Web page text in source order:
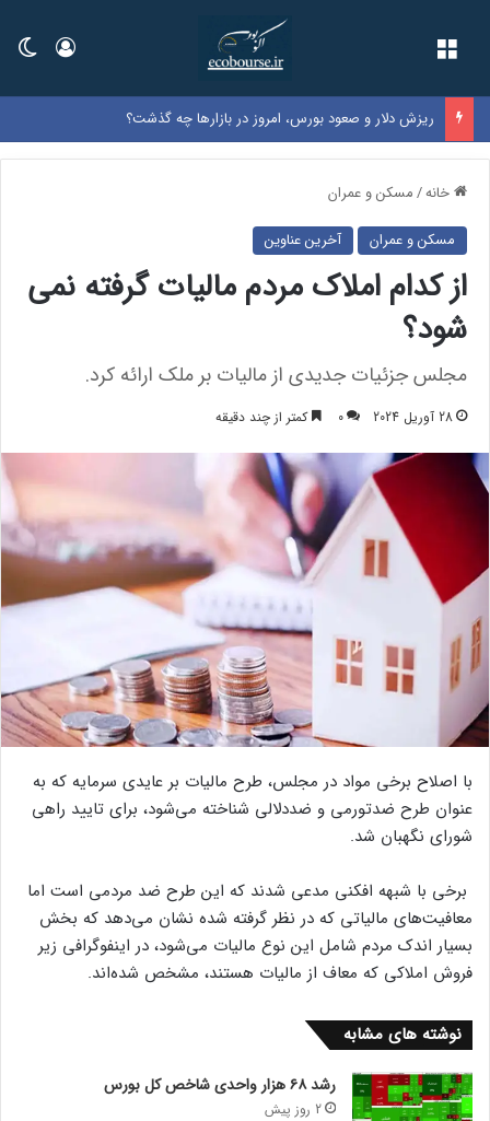
ورود
ریزش دلار و صعود بورس، امروز در بازارها چه گذشت؟
خانه/مسکن و عمران
مسکن و عمران آخرین عناوین
از کدام املاک مردم مالیات گرفته نمی
شود؟
مجلس جزئیات جدیدی از مالیات بر ملک ارائه کرد.
28 آوریل 2024 0 کمتر از چند دقیقه
با اصلاح برخی مواد در مجلس، طرح مالیات بر عایدی سرمایه که به
عنوان طرح ضدتورمی و ضددلالی شناخته می‌شود، برای تایید راهی
شورای نگهبان شد.
برخی با شبهه افکنی مدعی شدند که این طرح ضد مردمی است اما
معافیت‌های مالیاتی که در نظر گرفته شده نشان می‌دهد که بخش
بسیار اندک مردم شامل این نوع مالیات می‌شود، در اینفوگرافی زیر
فروش املاکی که معاف از مالیات هستند، مشخص شده‌اند.
نوشته های مشابه
رشد ۶۸ هزار واحدی شاخص کل بورس
2 روز پیش